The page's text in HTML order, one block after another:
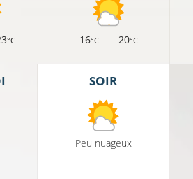
°C 16°C 20°C
SOIR
Peu nuageux